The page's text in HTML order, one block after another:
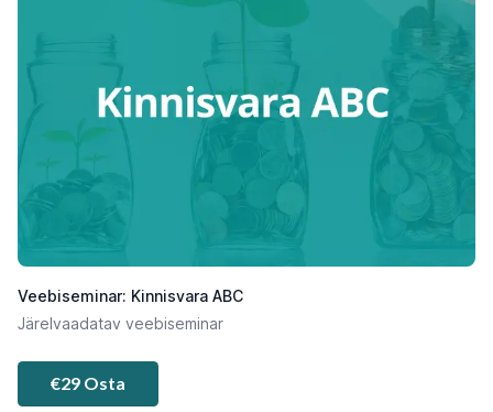
Veebiseminar: Kinnisvara ABC
Järelvaadatav veebiseminar
€29 Osta